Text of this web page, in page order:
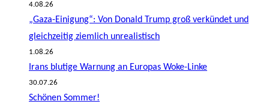
4.08.26
„Gaza-Einigung“: Von Donald Trump groß verkündet und
gleichzeitig ziemlich unrealistisch
1.08.26
Irans blutige Warnung an Europas Woke-Linke
30.07.26
Schönen Sommer!